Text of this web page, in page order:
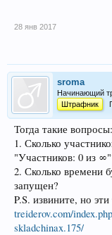
28 янв 2017
sroma
Начинающий
Штрафник
Тогда такие вопросы:
1. Сколько
"Участников: 0 из
2. Сколько времени
запущен?
P.S. извините, но
treiderov.com/
skladchinax.175/